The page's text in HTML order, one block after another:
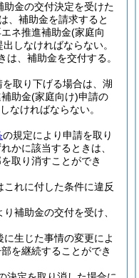
助金の交付決定を受けた
は、補助金を請求すると
ネ推進補助金(家庭向
しなければならない。
は、補助金を交付する。
取り下げる場合は、湖
助金(家庭向け)申請の
なければならない。
の規定により申請を取り
かに該当するときは、
取り消すことができ
れに付した条件に違反
補助金の交付を受け、
生じた事情の変更によ
を継続することができ